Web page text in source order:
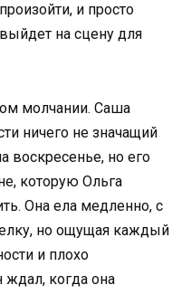
и просто
на сцену для
молчании. Саша
ничего не значащий
воскресенье, но его
которую Ольга
Она ела медленно, с
но ощущая каждый
и плохо
ждал, когда она